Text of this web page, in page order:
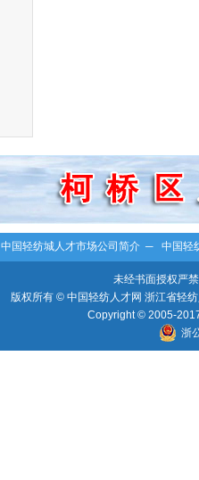
中国轻纺城人才市场公司简介─ 中国轻
未经书面授权严
版权所有 © 中国轻纺人才网 浙江省
Copyright © 2005-
浙